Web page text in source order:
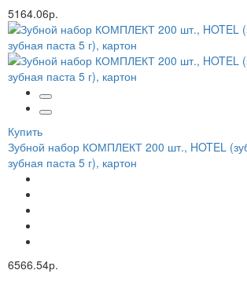
5164.06р.
Купить
Зубной набор КОМПЛЕКТ 200 шт., HOTEL
зубная паста 5 г), картон
6566.54р.